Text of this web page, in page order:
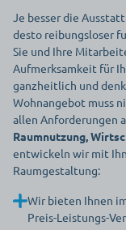
Je besser die
desto reibungsloser
Sie und Ihre
Aufmerksamkeit für
ganzheitlich und
Wohnangebot muss
allen Anforderungen
Raumnutzung,
entwickeln wir mit
Raumgestaltung:
Wir bieten Ihnen
Preis-Leistungs-